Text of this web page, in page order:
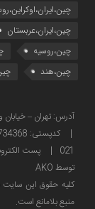
چین،ایران،عربستان
چین،روسیه
چین،هند
021 | پست الکترونیک سردبیر ایراس : sardabir@iras.ir |
توسط AKO
كليه حقوق این
منبع بلامانع است.